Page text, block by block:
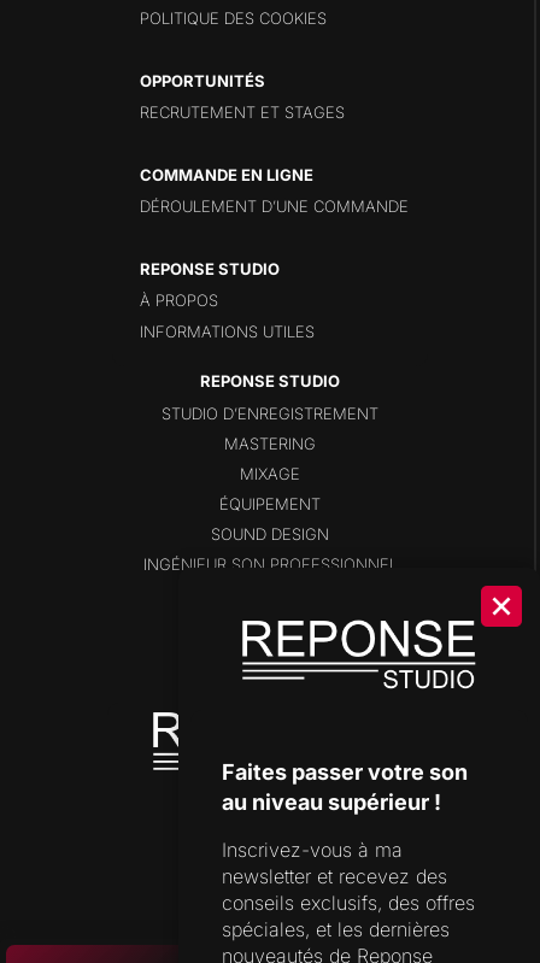
POLITIQUE DES COOKIES
OPPORTUNITÉS
RECRUTEMENT ET STAGES
COMMANDE EN LIGNE
DÉROULEMENT D’UNE COMMANDE
REPONSE STUDIO
À PROPOS
INFORMATIONS UTILES
STUDIO D’ENREGISTREMENT
MASTERING
MIXAGE
ÉQUIPEMENT
SOUND DESIGN
INGÉNIEUR SON PROFESSIONNEL
SHOP
DISPONIBILITÉS
OUTILS DE STUDIO
SUPPORT
FORMULAIRE DE CONTACT
FAQ
Faites passer votre son
au niveau supérieur !
Inscrivez-vous à ma
newsletter et recevez des
conseils exclusifs, des offres
spéciales, et les dernières
nouveautés de Reponse